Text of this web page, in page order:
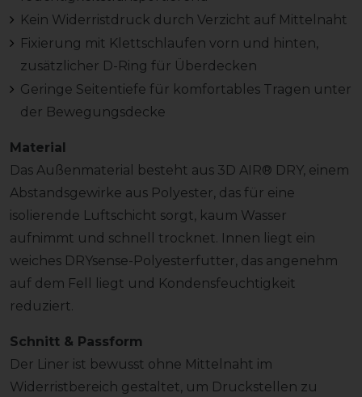
Kein Widerristdruck durch Verzicht auf Mittelnaht
Fixierung mit Klettschlaufen vorn und hinten,
zusätzlicher D-Ring für Überdecken
Geringe Seitentiefe für komfortables Tragen unter
der Bewegungsdecke
Material
Das Außenmaterial besteht aus 3D AIR® DRY, einem
Abstandsgewirke aus Polyester, das für eine
isolierende Luftschicht sorgt, kaum Wasser
aufnimmt und schnell trocknet. Innen liegt ein
weiches DRYsense-Polyesterfutter, das angenehm
auf dem Fell liegt und Kondensfeuchtigkeit
reduziert.
Schnitt & Passform
Der Liner ist bewusst ohne Mittelnaht im
Widerristbereich gestaltet, um Druckstellen zu